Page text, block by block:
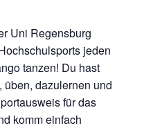
Uni Regensburg
jeden
tanzen! Du hast
üben, dazulernen und
für das
komm einfach